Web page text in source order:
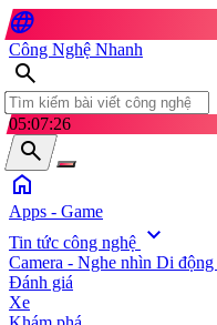
language
Công Nghệ Nhanh
search
05:07:28
search
home
Apps - Game
Tin tức công nghệ expand_more
Camera - Nghe nhìn Di động
Đánh giá
Xe